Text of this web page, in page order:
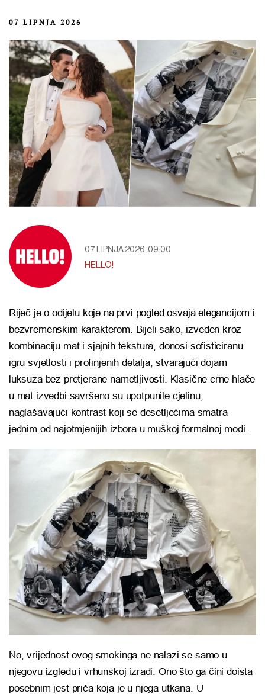
07 LIPNJA 2026
07 LIPNJA 2026 09:00
HELLO!
Riječ je o odijelu koje na prvi pogled osvaja elegancijom i
bezvremenskim karakterom. Bijeli sako, izveden kroz
kombinaciju mat i sjajnih tekstura, donosi sofisticiranu
igru svjetlosti i profinjenih detalja, stvarajući dojam
luksuza bez pretjerane nametljivosti. Klasične crne hlače
u mat izvedbi savršeno su upotpunile cjelinu,
naglašavajući kontrast koji se desetljećima smatra
jednim od najotmjenijih izbora u muškoj formalnoj modi.
No, vrijednost ovog smokinga ne nalazi se samo u
njegovu izgledu i vrhunskoj izradi. Ono što ga čini doista
posebnim jest priča koja je u njega utkana. U